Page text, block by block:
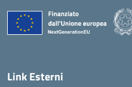
Link Esterni